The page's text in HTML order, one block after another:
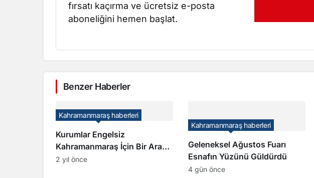
fırsatı kaçırma ve ücretsiz e-posta
aboneliğini hemen başlat.
Benzer Haberler
Kurumlar Engelsiz
Kahramanmaraş İçin Bir Araya
Geldi
Kahramanmaraş haberleri
2 yıl önce
Geleneksel Ağustos Fuarı
Esnafın Yüzünü Güldürdü
Kahramanmaraş haberleri
4 gün önce